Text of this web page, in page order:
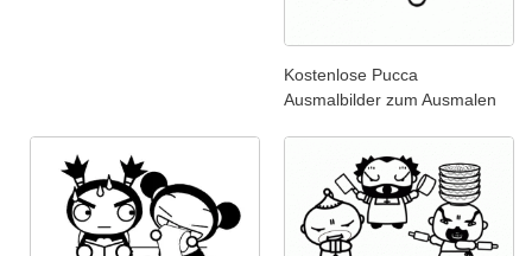
Kostenlose Pucca
Ausmalbilder zum Ausmalen